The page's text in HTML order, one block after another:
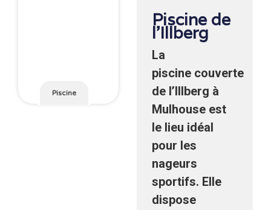
Piscine
Piscine de
l’Illberg
La
piscine couverte
de l’Illberg à
Mulhouse est
le lieu idéal
pour les
nageurs
sportifs. Elle
dispose